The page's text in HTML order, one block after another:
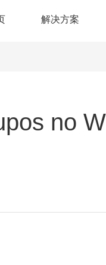
解决方案
no